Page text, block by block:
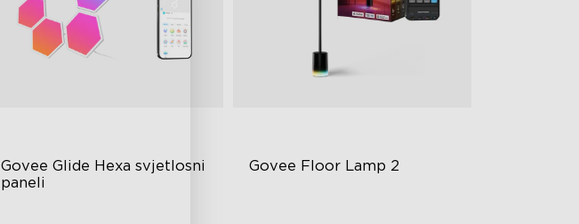
Govee Glide Hexa svjetlosni
paneli
Govee Floor Lamp 2